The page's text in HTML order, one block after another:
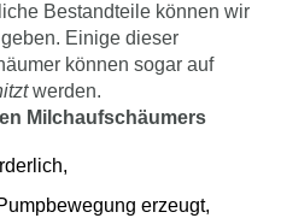
Bestandteile können wir
Einige dieser
können sogar auf
werden.
Milchaufschäumers
erzeugt,